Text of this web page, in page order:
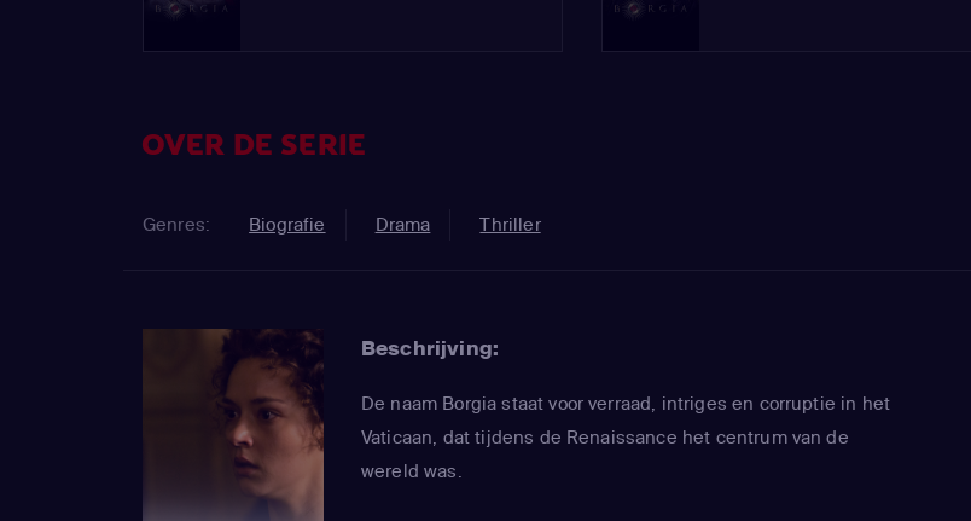
OVER DE SERIE
Genres: Biografie Drama Thriller
Beschrijving:
De naam Borgia staat voor verraad, intriges en corruptie in het
Vaticaan, dat tijdens de Renaissance het centrum van de
wereld was.